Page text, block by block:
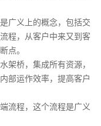
广义上的概念，包括交
程，从客户中来又到客
点。
架桥，集成所有资源，
部运作效率，提高客户
流程，这个流程是广义